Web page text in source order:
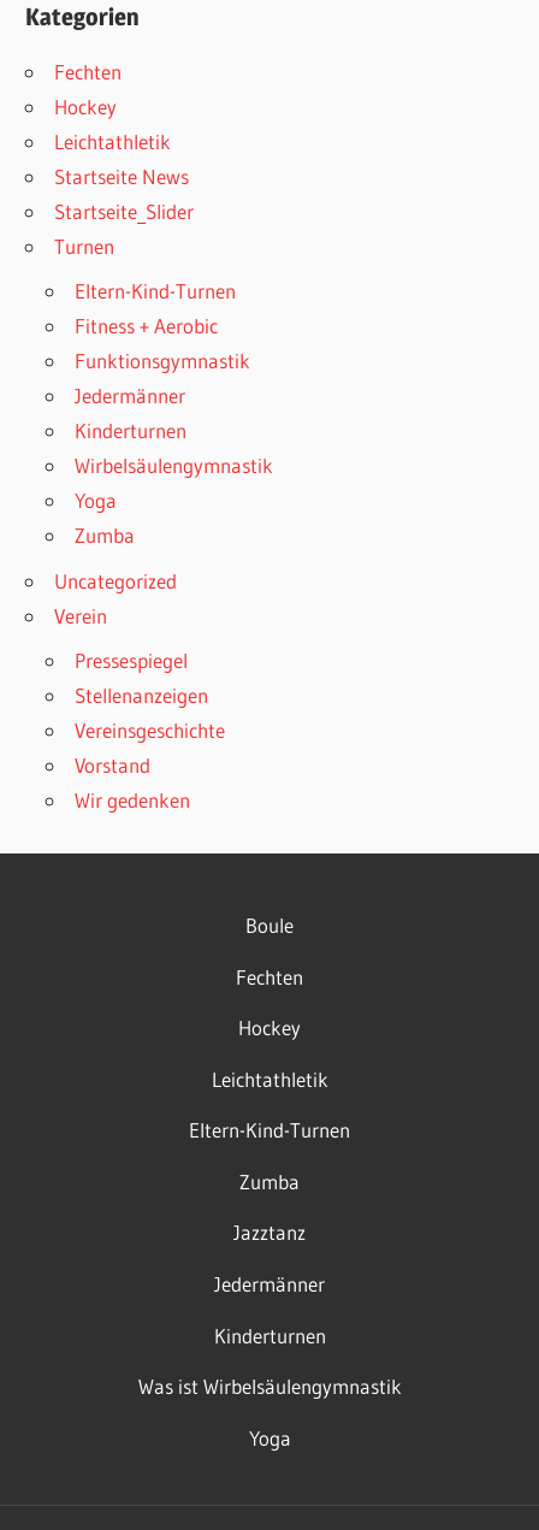
Kategorien
Fechten
Hockey
Leichtathletik
Startseite News
Startseite_Slider
Turnen
Eltern-Kind-Turnen
Fitness + Aerobic
Funktionsgymnastik
Jedermänner
Kinderturnen
Wirbelsäulengymnastik
Yoga
Zumba
Uncategorized
Verein
Pressespiegel
Stellenanzeigen
Vereinsgeschichte
Vorstand
Wir gedenken
Boule
Fechten
Hockey
Leichtathletik
Eltern-Kind-Turnen
Zumba
Jazztanz
Jedermänner
Kinderturnen
Was ist Wirbelsäulengymnastik
Yoga